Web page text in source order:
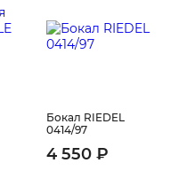
Бокал RIEDEL
0414/97
4 550 ₽